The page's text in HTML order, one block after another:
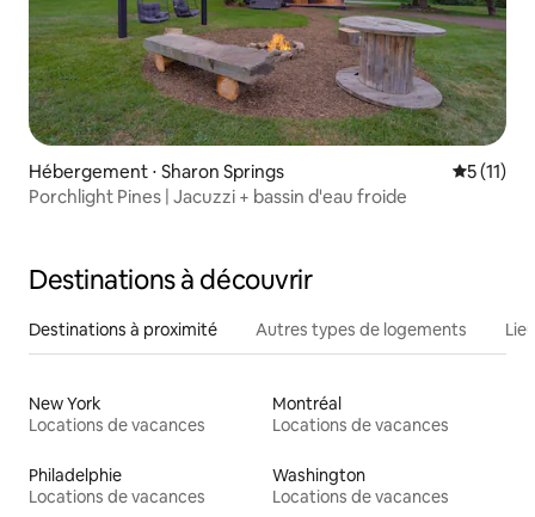
Hébergement ⋅ Sharon Springs
5 (11)
Porchlight Pines | Jacuzzi + bassin d'eau froide
Destinations à découvrir
Destinations à proximité Autres types de logements
New York
Locations de vacances
Montréal
Locations de vacances
Philadelphie
Locations de vacances
Washington
Locations de vacances